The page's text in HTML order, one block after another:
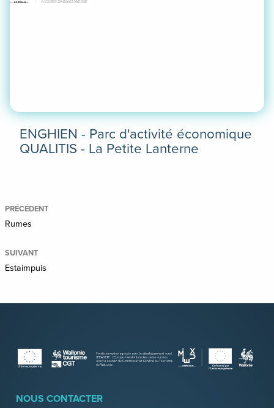
ENGHIEN - Parc d'activité économique
QUALITIS - La Petite Lanterne
PRÉCÉDENT
Rumes
SUIVANT
Estaimpuis
NOUS CONTACTER